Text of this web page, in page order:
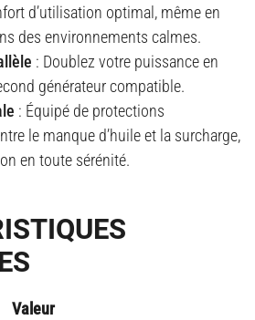
d’utilisation optimal, même en
des environnements calmes.
: Doublez votre puissance en
générateur compatible.
: Équipé de protections
le manque d’huile et la surcharge,
en toute sérénité.
Valeur